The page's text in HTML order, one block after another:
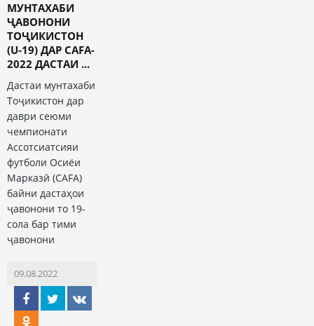
МУНТАХАБИ
ҶАВОНОНИ
ТОҶИКИСТОН
(U-19) ДАР CAFA-
2022 ДАСТАИ ...
Дастаи мунтахаби
Тоҷикистон дар
даври сеюми
чемпионати
Ассотсиатсияи
футболи Осиёи
Марказӣ (CAFA)
байни дастаҳои
ҷавонони то 19-
сола бар тими
ҷавонони
09.08.2022